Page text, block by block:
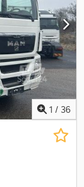
1 / 36